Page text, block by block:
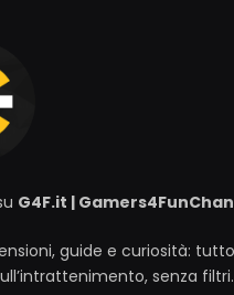
G4F.it |
guide e curiosità:
senza filtri.